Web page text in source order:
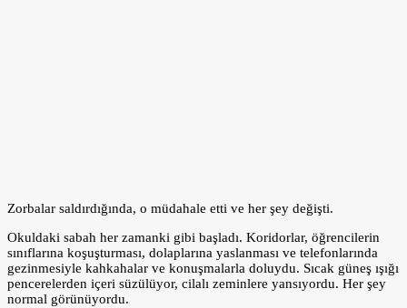
Zorbalar saldırdığında, o müdahale etti ve her şey değişti.
Okuldaki sabah her zamanki gibi başladı. Koridorlar, öğrencilerin
sınıflarına koşuşturması, dolaplarına yaslanması ve telefonlarında
gezinmesiyle kahkahalar ve konuşmalarla doluydu. Sıcak güneş ışığı
pencerelerden içeri süzülüyor, cilalı zeminlere yansıyordu. Her şey
normal görünüyordu.